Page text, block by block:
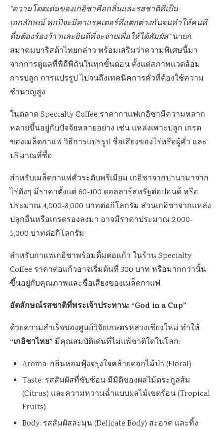
“ความโดดเด่นของเกอิชาคือกลิ่นและรสชาติที่เป็น
เอกลักษณ์ ทุกปีจะมีคาแรคเตอร์ที่แตกต่างกันจนทำให้คนที่
ดื่มต้องร้องว้าวและยินดีที่จะจ่ายเพื่อให้ได้สัมผัส”นายก
สมาคมบาริสต้าไทยกล่าว พร้อมเสริมว่าความพิเศษนี้มา
จากการดูแลที่พิถีพิถันในทุกขั้นตอน ตั้งแต่สภาพแวดล้อม
การปลูก การแปรรูป ไปจนถึงเทคนิคการคั่วที่ต้องใช้ความ
ชำนาญสูง
ในตลาด Specialty Coffee ราคากาแฟเกอิชามีความหลาก
หลายขึ้นอยู่กับปัจจัยหลายอย่าง เช่น แหล่งเพาะปลูก เกรด
ของเมล็ดกาแฟ วิธีการแปรรูป ชื่อเสียงของไร่หรือผู้คั่ว และ
ปริมาณที่ซื้อ
สำหรับเมล็ดกาแฟคั่วระดับพรีเมียม เกอิชาจากปานามาจาก
ไร่ดังๆ มีราคาตั้งแต่ 60-100 ดอลลาร์สหรัฐต่อปอนด์ หรือ
ประมาณ 4,000-8,000 บาทต่อกิโลกรัม ส่วนเกอิชาจากแหล่ง
ปลูกอื่นหรือเกรดรองลงมา อาจมีราคาประมาณ 2,000-
5,000 บาทต่อกิโลกรัม
สำหรับกาแฟเกอิชาพร้อมดื่มต่อแก้ว ในร้าน Specialty
Coffee ราคาต่อแก้วอาจเริ่มต้นที่ 300 บาท หรือมากกว่านั้น
ขึ้นอยู่กับคุณภาพและชื่อเสียงของเมล็ดกาแฟ
อัตลักษณ์รสชาติที่พระเจ้าประทาน: “God in a Cup”
ด้วยความสำเร็จของศูนย์วิจัยเกษตรหลวงเชียงใหม่ ทำให้
“เกอิชาไทย” มีคุณสมบัติเด่นที่ไม่แพ้ชาติใดในโลก:
Aroma: กลิ่นหอมฟุ้งจรุงใจคล้ายดอกไม้ป่า (Floral)
Taste: รสสัมผัสที่ซับซ้อน มีมิติของผลไม้ตระกูลส้ม
(Citrus) และความหวานฉ่ำแบบผลไม้เขตร้อน (Tropical
Fruits)
Body: รสสัมผัสละมุน (Delicate Body) สะอาด และทิ้ง